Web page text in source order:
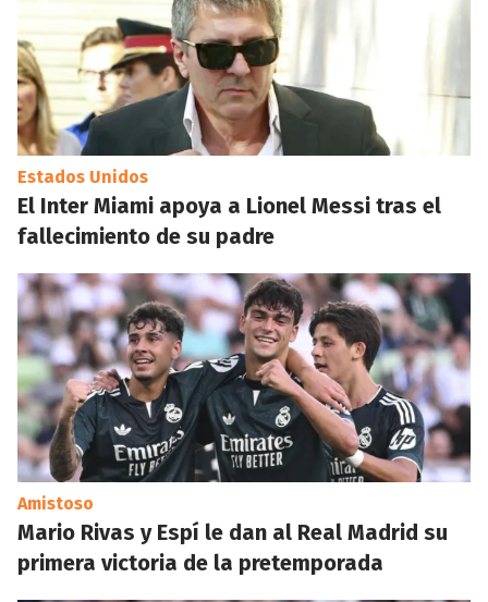
Estados Unidos
El Inter Miami apoya a Lionel Messi tras el
fallecimiento de su padre
Amistoso
Mario Rivas y Espí le dan al Real Madrid su
primera victoria de la pretemporada